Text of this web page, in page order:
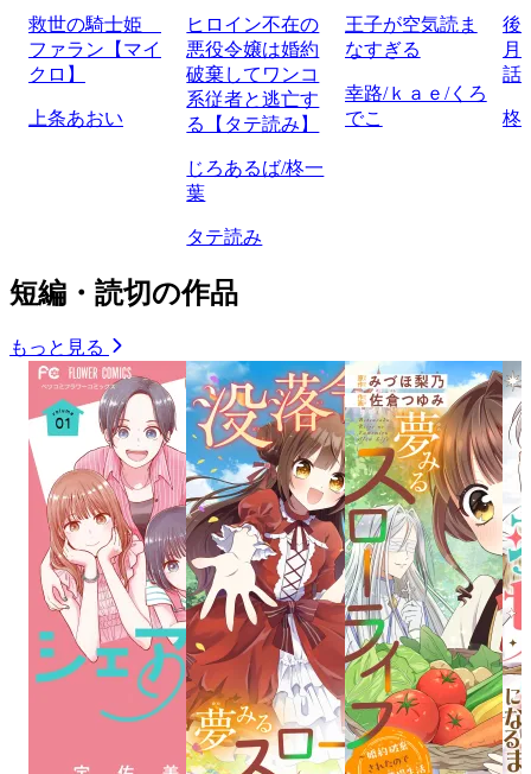
救世の騎士姫
ファラン【マイ
クロ】
上条あおい
ヒロイン不在の
悪役令嬢は婚約
破棄してワンコ
系従者と逃亡す
る【タテ読み】
じろあるば/柊一
葉
タテ読み
王子が空気読ま
なすぎる
幸路/ｋａｅ/くろ
でこ
後
月
話
柊
短編・読切の作品
もっと見る